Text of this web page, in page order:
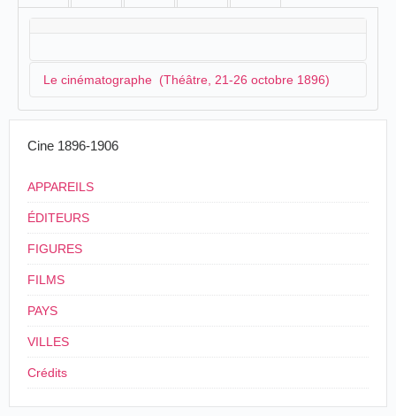
Le cinématographe (Théâtre, 21-26 octobre 1896)
s'annonce à la mi-octobre :
public pourra assister, dans la salle du théâtre, à
merveilleux appareil qui reproduit les
photographies en leur donnant l'illusion de la vie.
instructives qu'intéressantes.
Journal d'Yverdon, Yverdon, samedi 17 octobre
Aucune information sur l'origine de l'appareil
cinématographique :
Cine 1896-1906
APPAREILS
ÉDITEURS
FIGURES
FILMS
PAYS
VILLES
Crédits